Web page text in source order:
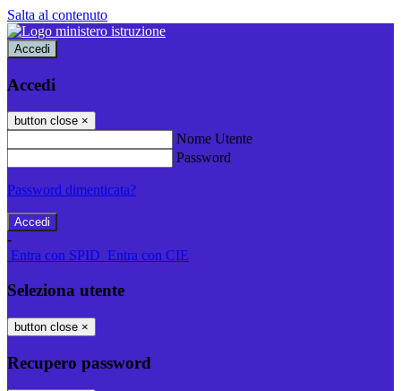
Salta al contenuto
Accedi
Accedi
button close ×
Nome Utente
Password
Password dimenticata?
-
Entra con SPID Entra con CIE
Seleziona utente
button close ×
Recupero password